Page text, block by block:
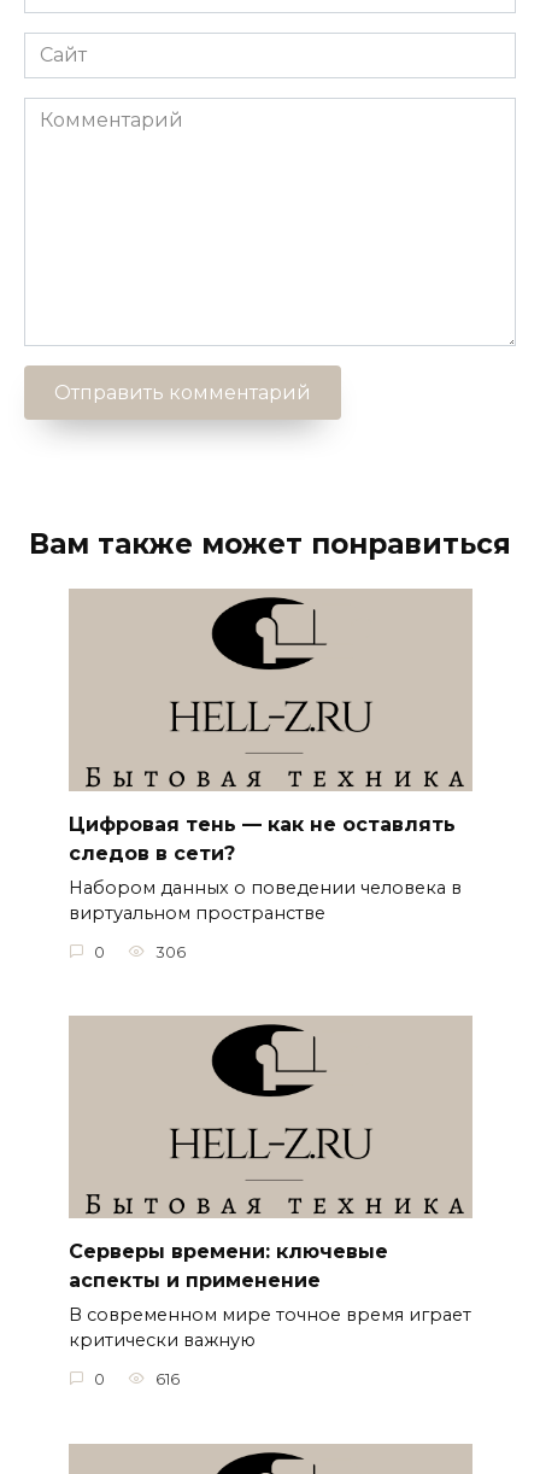
*
Сайт
Комментарий
Вам также может понравиться
Цифровая тень — как не оставлять
следов в сети?
Набором данных о поведении человека в
виртуальном пространстве
0 306
Серверы времени: ключевые
аспекты и применение
В современном мире точное время играет
критически важную
0 616